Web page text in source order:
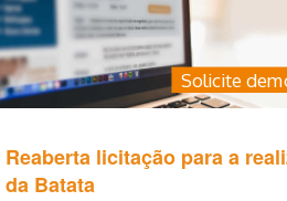
Solicite
Reaberta licitação para a
da Batata